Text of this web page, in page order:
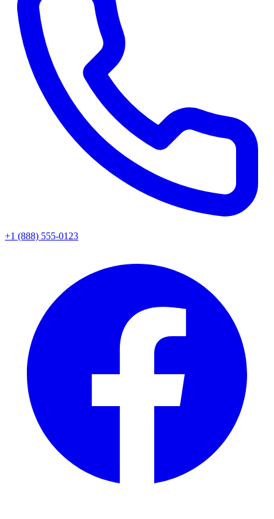
+1 (888) 555-0123